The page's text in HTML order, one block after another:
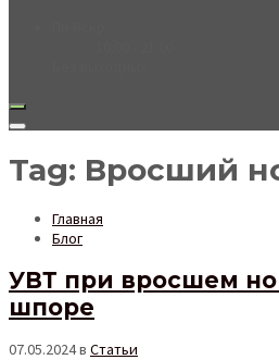
Tag: Вросший
Главная
Блог
УВТ при вросшем
шпоре
07.05.2024в Статьи